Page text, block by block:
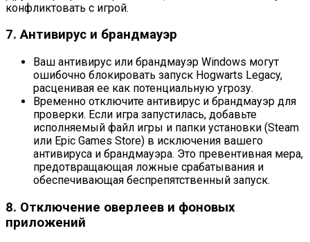
конфликтовать с игрой.
7. Антивирус и брандмауэр
Ваш антивирус или брандмауэр Windows могут
ошибочно блокировать запуск Hogwarts Legacy,
расценивая ее как потенциальную угрозу.
Временно отключите антивирус и брандмауэр для
проверки. Если игра запустилась, добавьте
исполняемый файл игры и папки установки (Steam
или Epic Games Store) в исключения вашего
антивируса и брандмауэра. Это превентивная мера,
предотвращающая ложные срабатывания и
обеспечивающая беспрепятственный запуск.
8. Отключение оверлеев и фоновых
приложений